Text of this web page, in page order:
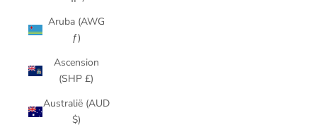
Aruba (AWG
ƒ)
Ascension
(SHP £)
Australië (AUD
$)